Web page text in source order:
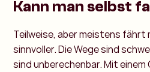
Kann man selbst
Teilweise, aber meistens fährt
sinnvoller. Die Wege sind
sind unberechenbar. Mit